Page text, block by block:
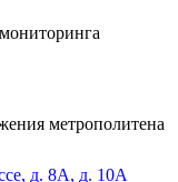
метрополитена